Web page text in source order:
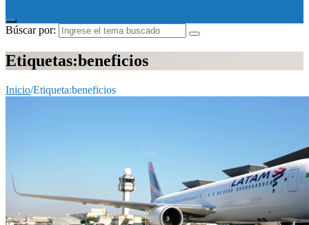
Búscar por:
Etiquetas:beneficios
Inicio/Etiqueta:beneficios